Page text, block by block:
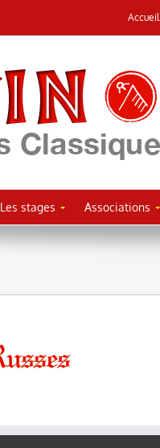
Accueil
Les stages Associations